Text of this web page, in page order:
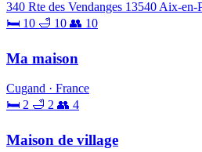
340 Rte des Vendanges 13540 Aix-en-
🛏 10 🛁 10 👥 10
Ma maison
Cugand · France
🛏 2 🛁 2 👥 4
Maison de village